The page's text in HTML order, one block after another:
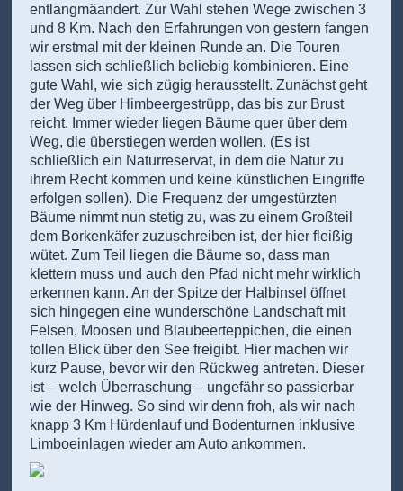
entlangmäandert. Zur Wahl stehen Wege zwischen 3
und 8 Km. Nach den Erfahrungen von gestern fangen
wir erstmal mit der kleinen Runde an. Die Touren
lassen sich schließlich beliebig kombinieren. Eine
gute Wahl, wie sich zügig herausstellt. Zunächst geht
der Weg über Himbeergestrüpp, das bis zur Brust
reicht. Immer wieder liegen Bäume quer über dem
Weg, die überstiegen werden wollen. (Es ist
schließlich ein Naturreservat, in dem die Natur zu
ihrem Recht kommen und keine künstlichen Eingriffe
erfolgen sollen). Die Frequenz der umgestürzten
Bäume nimmt nun stetig zu, was zu einem Großteil
dem Borkenkäfer zuzuschreiben ist, der hier fleißig
wütet. Zum Teil liegen die Bäume so, dass man
klettern muss und auch den Pfad nicht mehr wirklich
erkennen kann. An der Spitze der Halbinsel öffnet
sich hingegen eine wunderschöne Landschaft mit
Felsen, Moosen und Blaubeerteppichen, die einen
tollen Blick über den See freigibt. Hier machen wir
kurz Pause, bevor wir den Rückweg antreten. Dieser
ist – welch Überraschung – ungefähr so passierbar
wie der Hinweg. So sind wir denn froh, als wir nach
knapp 3 Km Hürdenlauf und Bodenturnen inklusive
Limboeinlagen wieder am Auto ankommen.